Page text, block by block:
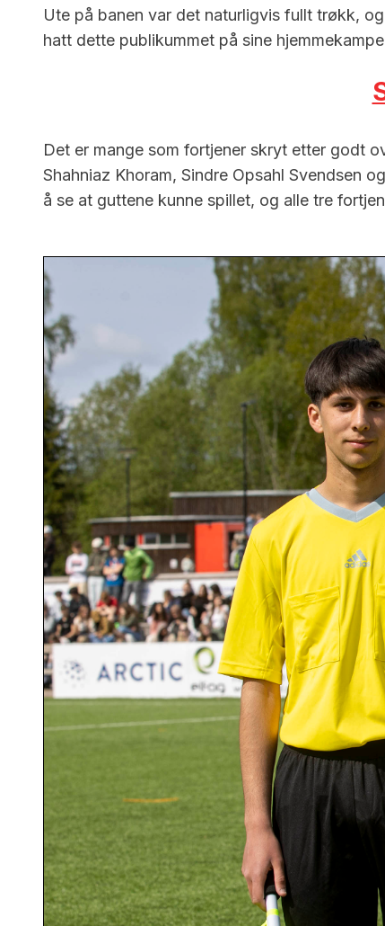
Ute på banen var det naturligvis fullt trøkk,
hatt dette publikummet på sine
Det er mange som fortjener skryt etter godt
Shahniaz Khoram, Sindre Opsahl Svendsen
å se at guttene kunne spillet, og alle tre